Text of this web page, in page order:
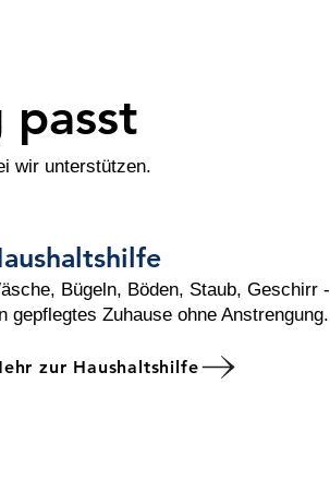
wir unterstützen.
Bügeln, Böden, Staub, Geschirr -
gepflegtes Zuhause ohne Anstrengung.
zur Haushaltshilfe